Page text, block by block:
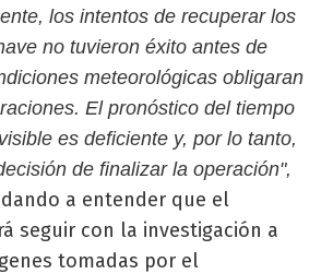
los intentos de recuperar los
no tuvieron éxito antes de
meteorológicas obligaran
El pronóstico del tiempo
es deficiente y, por lo tanto,
de finalizar la operación",
a entender que el
seguir con la investigación a
tomadas por el